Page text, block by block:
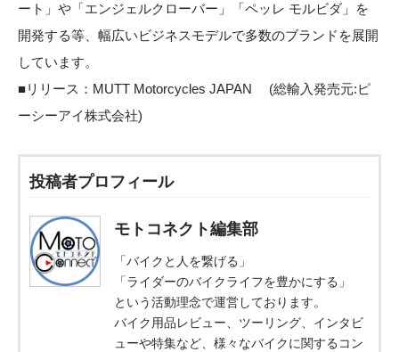
ート」や「エンジェルクローバー」「ペッレ モルビダ」を
開発する等、幅広いビジネスモデルで多数のブランドを展開
しています。
■リリース： MUTT Motorcycles JAPAN (総輸入発売元:ピ
ーシーアイ株式会社)
投稿者プロフィール
モトコネクト編集部
「バイクと人を繋げる」
「ライダーのバイクライフを豊かにする」
という活動理念で運営しております。
バイク用品レビュー、ツーリング、インタビ
ューや特集など、様々なバイクに関するコン